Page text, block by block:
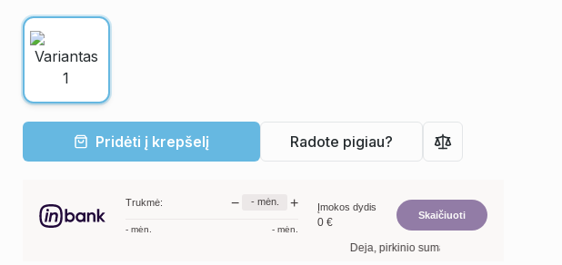
Pridėti į krepšelį Radote pigiau?
Trukmė: − -mėn. +
-mėn. - mėn.
Įmokos dydis
0 €
Skaičiuoti
Deja, pirkinio suma per maža. Minimalus